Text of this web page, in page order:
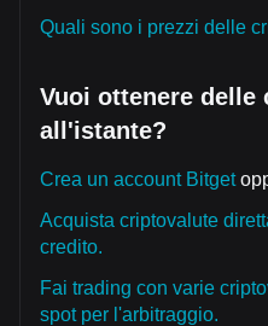
Quali sono i prezzi delle
Vuoi ottenere delle
all'istante?
Crea un account Bitget
Acquista criptovalute
credito.
Fai trading con varie
spot per l'arbitraggio.